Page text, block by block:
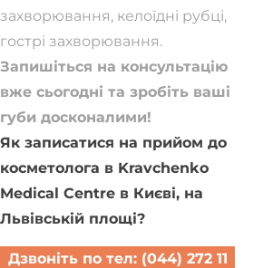
захворювання, келоїдні рубці,
гострі захворювання.
Запишіться на консультацію
вже сьогодні та зробіть ваші
губи досконалими!
Як записатися на прийом до
косметолога в Kravchenko
Medical Centre в Києві, на
Львівській площі?
Дзвоніть по тел: (044) 272 11